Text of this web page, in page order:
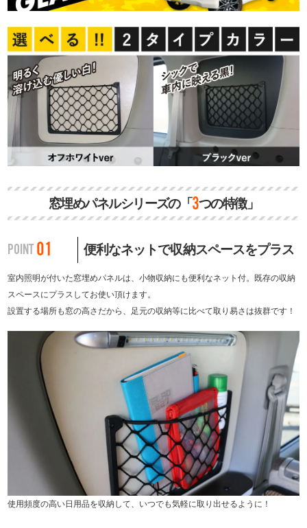
窓埋めパネルシリーズの「3つの特徴」
POINT01 便利なネットで収納スペースをプラス
室内照明が付いた窓埋めパネルは、小物収納にも便利なネット付。既存の収納
スペースにプラスしてお使い頂けます。
設置する場所も窓の高さだから、足元の収納等に比べて取り易さは抜群です！
使用頻度の高い日用品を収納して、いつでも気軽に取り出せるように！